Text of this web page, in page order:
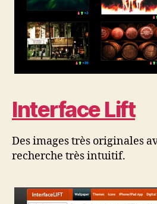
Interface Lift
Des images très originales
recherche très intuitif.